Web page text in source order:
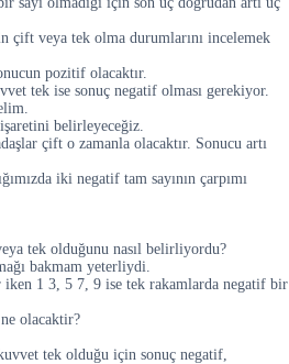
çift veya tek olma durumlarını incelemek
pozitif olacaktır.
tek ise sonuç negatif olması gerekiyor.
belirleyeceğiz.
çift o zamanla olacaktır. Sonucu artı
iki negatif tam sayının çarpımı
tek olduğunu nasıl belirliyordu?
bakmam yeterliydi.
1 3, 5 7, 9 ise tek rakamlarda negatif bir
olacaktir?
tek olduğu için sonuç negatif,